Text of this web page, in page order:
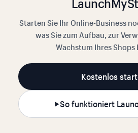
Starten Sie Ihr Online-Business
was Sie zum Aufbau, zur
Wachstum Ihres Shops
Kostenlos
So funktioniert